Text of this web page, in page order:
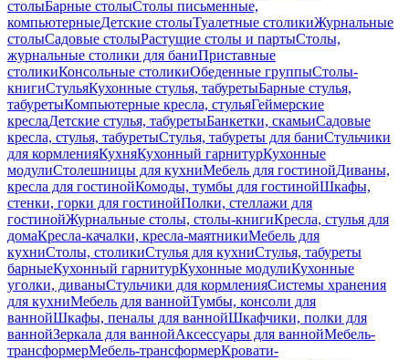
столыБарные столыСтолы письменные,
компьютерныеДетские столыТуалетные столикиЖурнальные
столыСадовые столыРастущие столы и партыСтолы,
журнальные столики для баниПриставные
столикиКонсольные столикиОбеденные группыСтолы-
книгиСтульяКухонные стулья, табуретыБарные стулья,
табуретыКомпьютерные кресла, стульяГеймерские
креслаДетские стулья, табуретыБанкетки, скамьиСадовые
кресла, стулья, табуретыСтулья, табуреты для баниСтульчики
для кормленияКухняКухонный гарнитурКухонные
модулиСтолешницы для кухниМебель для гостинойДиваны,
кресла для гостинойКомоды, тумбы для гостинойШкафы,
стенки, горки для гостинойПолки, стеллажи для
гостинойЖурнальные столы, столы-книгиКресла, стулья для
домаКресла-качалки, кресла-маятникиМебель для
кухниСтолы, столикиСтулья для кухниСтулья, табуреты
барныеКухонный гарнитурКухонные модулиКухонные
уголки, диваныСтульчики для кормленияСистемы хранения
для кухниМебель для ваннойТумбы, консоли для
ваннойШкафы, пеналы для ваннойШкафчики, полки для
ваннойЗеркала для ваннойАксессуары для ваннойМебель-
трансформерМебель-трансформерКровати-